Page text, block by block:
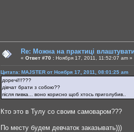
Re: Можна на практиці
« Ответ #70 : Ноября 17, 2011, 11:52:07 am »
Цитата: MAJSTER от Ноября 17, 2011, 08:01:25 am
доречі!!!???
дівчат брати з собою??
після пивка... воно корисно щоб хтось приголубив..
Кто это в Тулу со своим самоваром???
По месту будем девчаток заказывать)))